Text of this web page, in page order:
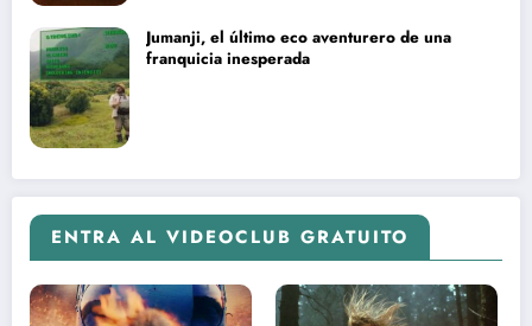
Jumanji, el último eco aventurero de una
franquicia inesperada
ENTRA AL VIDEOCLUB GRATUITO